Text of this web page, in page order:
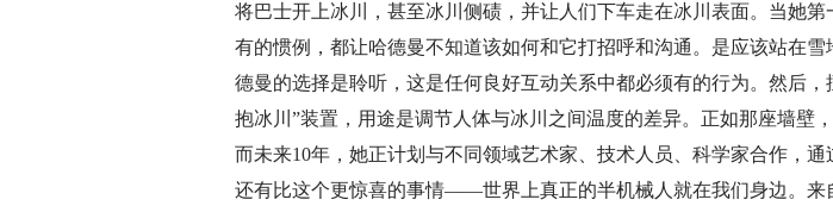
将巴士开上冰川，甚至冰川侧碛，并让人们下车走在冰川表面。当她
有的惯例，都让哈德曼不知道该如何和它打招呼和沟通。是应该站在
德曼的选择是聆听，这是任何良好互动关系中都必须有的行为。然后
抱冰川”装置，用途是调节人体与冰川之间温度的差异。正如那座墙壁
而未来10年，她正计划与不同领域艺术家、技术人员、科学家合作，
还有比这个更惊喜的事情——世界上真正的半机械人就在我们身边。来